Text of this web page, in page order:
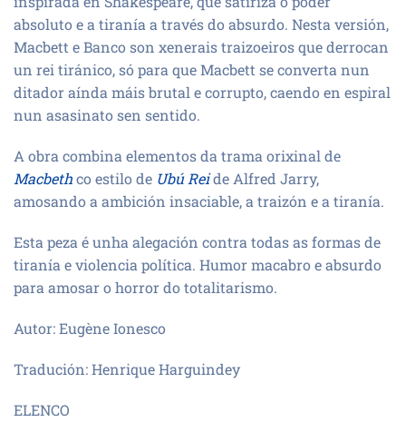
absoluto e a tiranía a través do absurdo. Nesta versión,
Macbett e Banco son xenerais traizoeiros que derrocan
un rei tiránico, só para que Macbett se converta nun
ditador aínda máis brutal e corrupto, caendo en espiral
nun asasinato sen sentido.
A obra combina elementos da trama orixinal de
Macbethco estilo de Ubú Reide Alfred Jarry,
amosando a ambición insaciable, a traizón e a tiranía.
Esta peza é unha alegación contra todas as formas de
tiranía e violencia política. Humor macabro e absurdo
para amosar o horror do totalitarismo.
Autor: Eugène Ionesco
Tradución: Henrique Harguindey
ELENCO